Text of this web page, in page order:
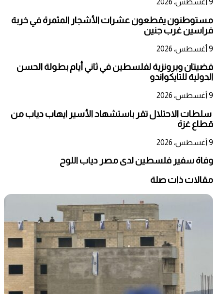
9 أغسطس، 2026
مستوطنون يقطعون عشرات الأشجار المثمرة في خربة
فراسين غرب جنين
9 أغسطس، 2026
فضيتان وبرونزية لفلسطين في ثاني أيام بطولة الحسن
الدولية للتايكواندو
9 أغسطس، 2026
سلطات الاحتلال تقر باستشهاد الأسير ايهاب دياب من
قطاع غزة
9 أغسطس، 2026
وفاة سفير فلسطين لدى مصر دياب اللوح
مقالات ذات صلة